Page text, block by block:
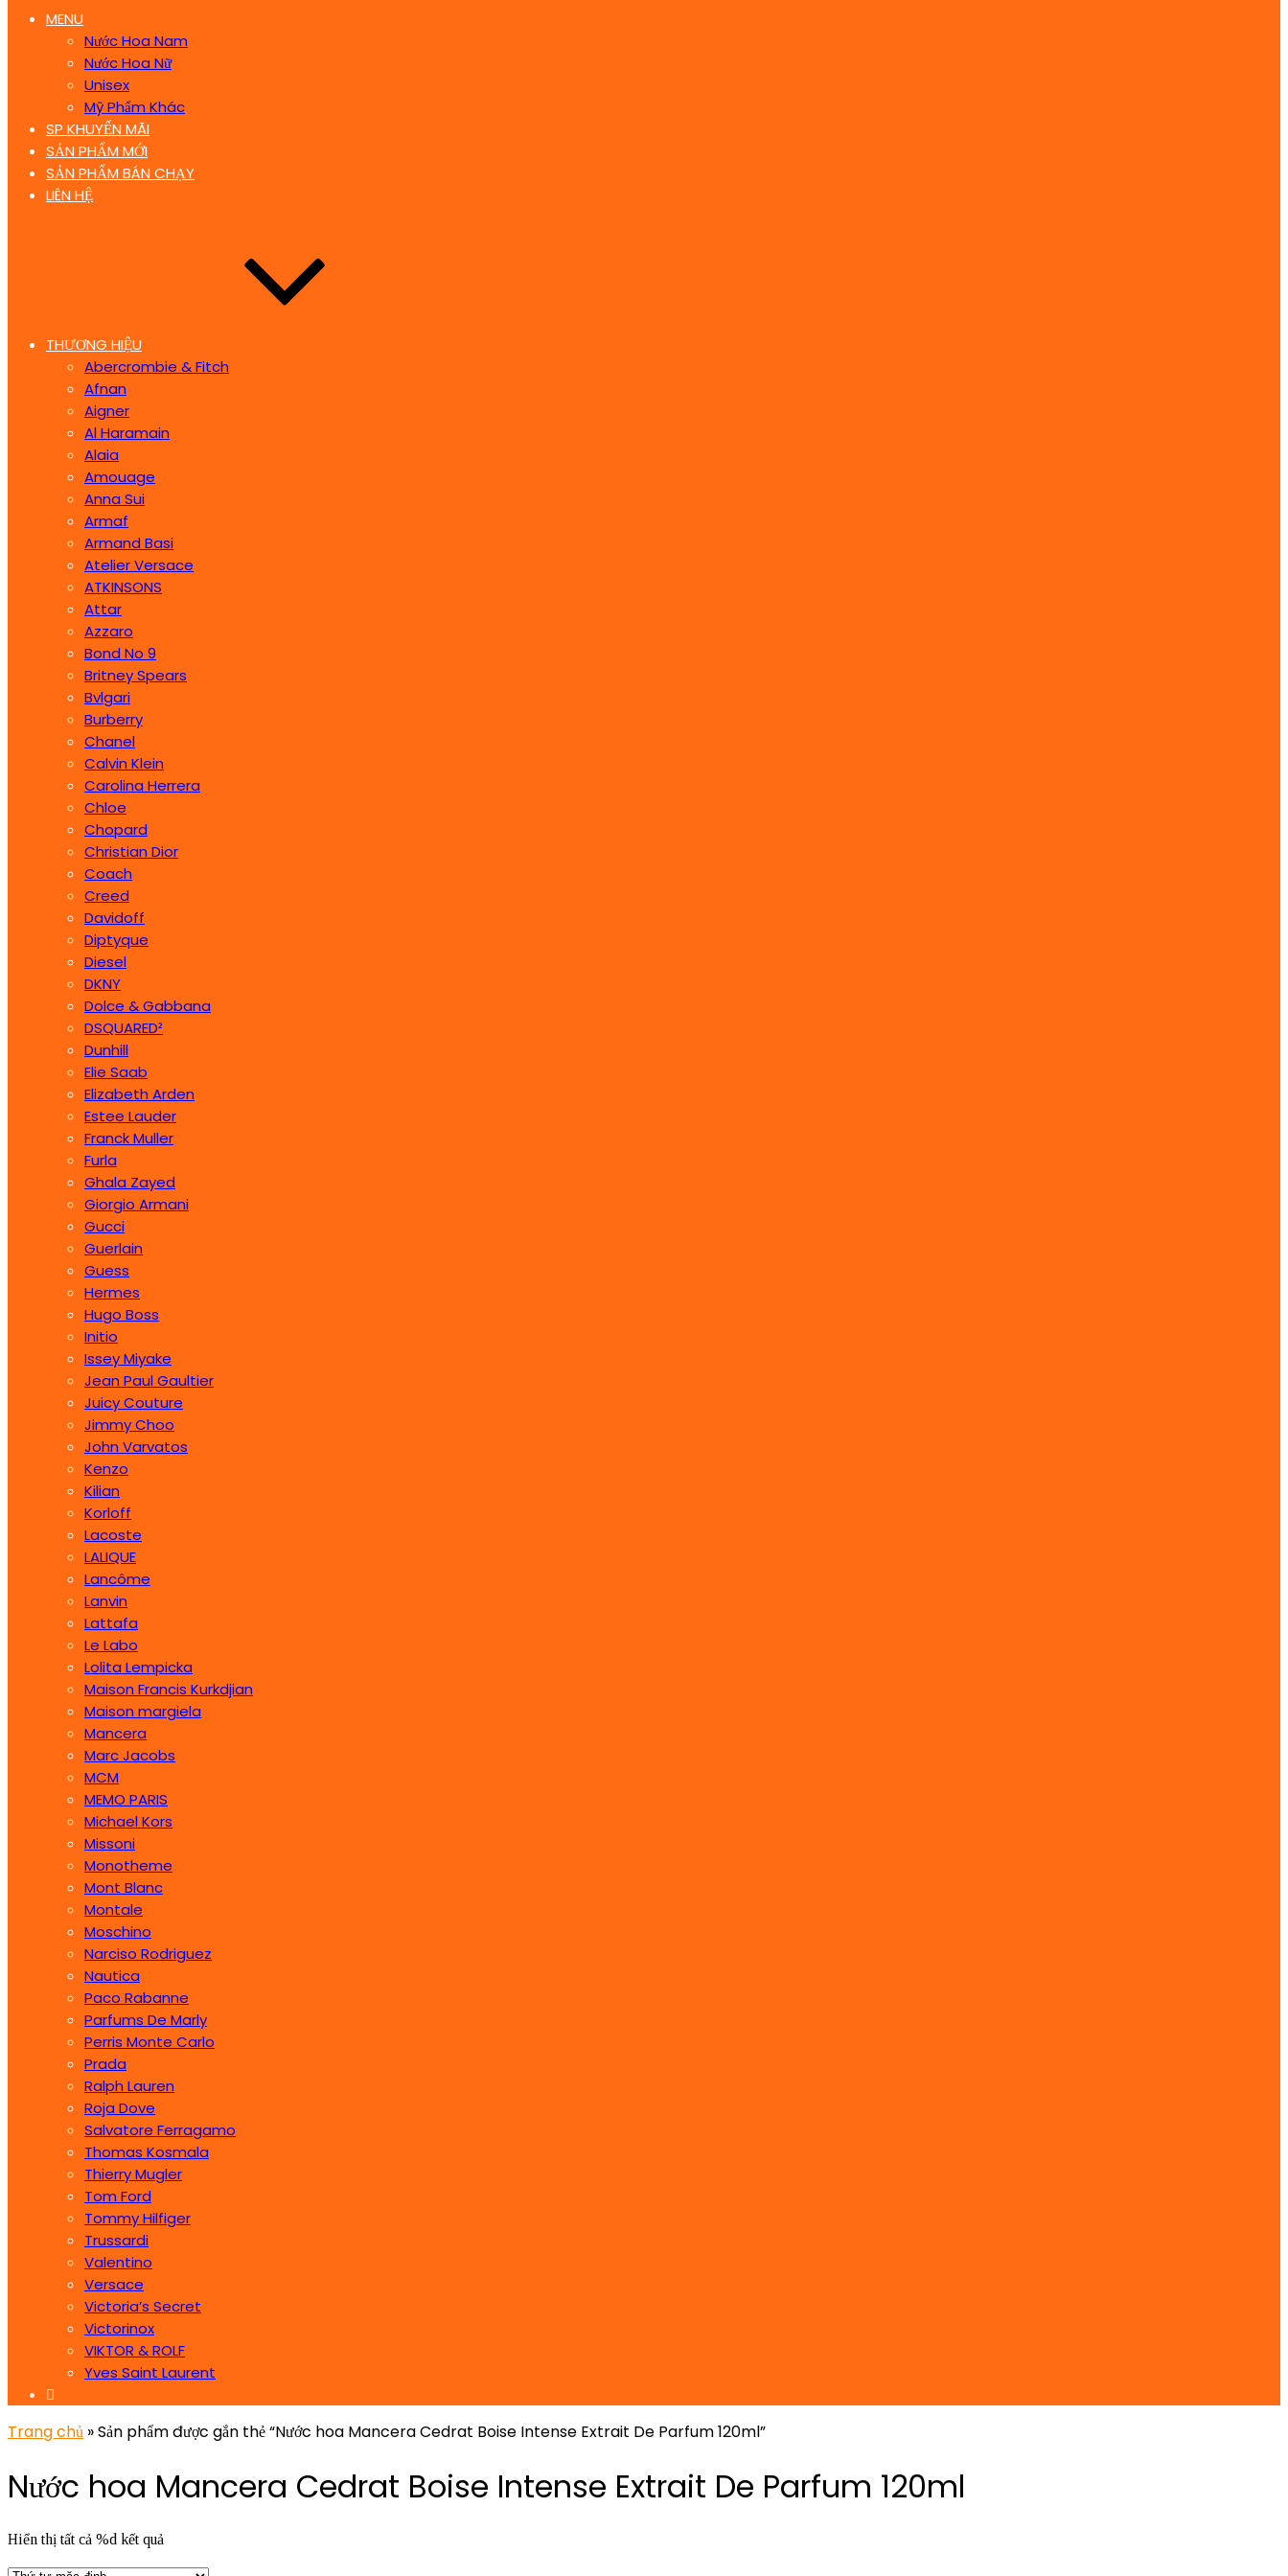
MENU
Nước Hoa Nam
Nước Hoa Nữ
Unisex
Mỹ Phẩm Khác
SP KHUYẾN MÃI
SẢN PHẨM MỚI
SẢN PHẨM BÁN CHẠY
LIÊN HỆ
THƯƠNG HIỆU
Abercrombie & Fitch
Afnan
Aigner
Al Haramain
Alaia
Amouage
Anna Sui
Armaf
Armand Basi
Atelier Versace
ATKINSONS
Attar
Azzaro
Bond No 9
Britney Spears
Bvlgari
Burberry
Chanel
Calvin Klein
Carolina Herrera
Chloe
Chopard
Christian Dior
Coach
Creed
Davidoff
Diptyque
Diesel
DKNY
Dolce & Gabbana
DSQUARED²
Dunhill
Elie Saab
Elizabeth Arden
Estee Lauder
Franck Muller
Furla
Ghala Zayed
Giorgio Armani
Gucci
Guerlain
Guess
Hermes
Hugo Boss
Initio
Issey Miyake
Jean Paul Gaultier
Juicy Couture
Jimmy Choo
John Varvatos
Kenzo
Kilian
Korloff
Lacoste
LALIQUE
Lancôme
Lanvin
Lattafa
Le Labo
Lolita Lempicka
Maison Francis Kurkdjian
Maison margiela
Mancera
Marc Jacobs
MCM
MEMO PARIS
Michael Kors
Missoni
Monotheme
Mont Blanc
Montale
Moschino
Narciso Rodriguez
Nautica
Paco Rabanne
Parfums De Marly
Perris Monte Carlo
Prada
Ralph Lauren
Roja Dove
Salvatore Ferragamo
Thomas Kosmala
Thierry Mugler
Tom Ford
Tommy Hilfiger
Trussardi
Valentino
Versace
Victoria’s Secret
Victorinox
VIKTOR & ROLF
Yves Saint Laurent
Trang chủ » Sản phẩm được gắn thẻ “Nước hoa Mancera Cedrat Boise Intense Extrait De Parfum 120ml”
Nước hoa Mancera Cedrat Boise Intense Extrait De Parfum 120ml
Hiển thị tất cả %d kết quả